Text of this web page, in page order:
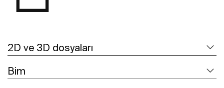
2D ve 3D dosyaları
Bim